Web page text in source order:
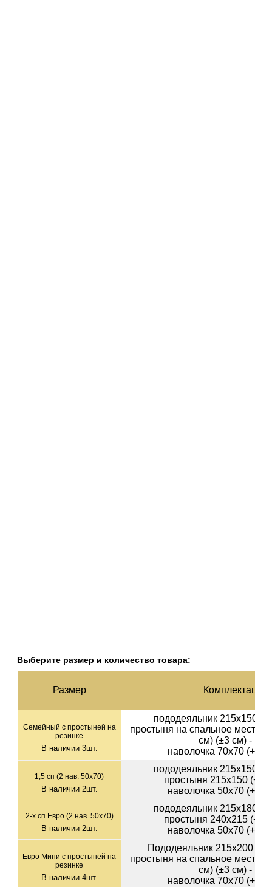
Выберите размер и количество товара:
Раз­мер Ком­плек­тация
Семейный с простыней на
резинке
В наличии 3шт.
пододеяльник 215х150
простыня на спальное место
см) (±3 см) - 1шт
наволочка 70х70 (+-
1,5 сп (2 нав. 50х70)
В наличии 2шт.
пододеяльник 215х150
простыня 215х150 (+-
наволочка 50х70 (+-
2-х сп Евро (2 нав. 50х70)
В наличии 2шт.
пододеяльник 215х180
простыня 240х215 (+-
наволочка 50х70 (+-
Евро Мини с простыней на
резинке
В наличии 4шт.
Пододеяльник 215х200 см
простыня на спальное место
см) (±3 см) - 1шт
наволочка 70х70 (+-